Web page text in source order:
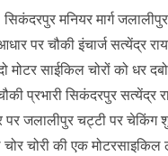
सिकंदरपुर मनियर मार्ग
पर चौकी इंचार्ज सत्येंद्र
मोटर साईकिल चोरों को धर
प्रभारी सिकंदरपुर सत्येंद्र
पर जलालीपुर चट्टी पर चेकिंग
चोर चोरी की एक